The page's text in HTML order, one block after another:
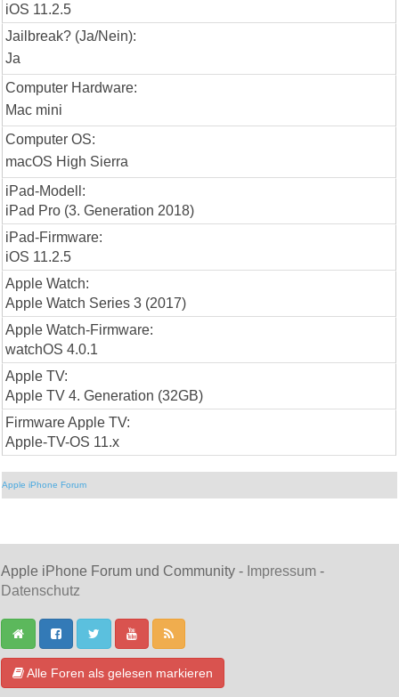
iOS 11.2.5
Jailbreak? (Ja/Nein):
Ja
Computer Hardware:
Mac mini
Computer OS:
macOS High Sierra
iPad-Modell:
iPad Pro (3. Generation 2018)
iPad-Firmware:
iOS 11.2.5
Apple Watch:
Apple Watch Series 3 (2017)
Apple Watch-Firmware:
watchOS 4.0.1
Apple TV:
Apple TV 4. Generation (32GB)
Firmware Apple TV:
Apple-TV-OS 11.x
Apple iPhone Forum
Apple iPhone Forum und Community - Impressum -
Datenschutz
Alle Foren als gelesen markieren